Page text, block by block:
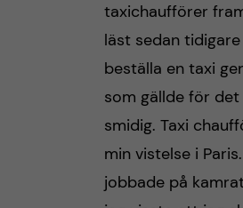
taxichaufförer
läst sedan
beställa en taxi
som gällde för
smidig. Taxi
min vistelse i
jobbade på